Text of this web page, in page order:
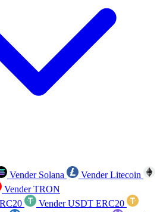
Vender Solana
Vender Litecoin
Vender TRON
Vender USDT ERC20